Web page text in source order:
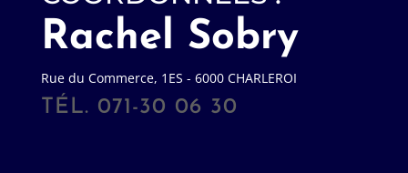
Rachel Sobry
Rue du Commerce, 1ES - 6000 CHARLEROI
TÉL. 071-30 06 30